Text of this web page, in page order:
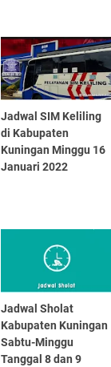
Jadwal SIM Keliling
di Kabupaten
Kuningan Minggu 16
Januari 2022
Jadwal Sholat
Kabupaten Kuningan
Sabtu-Minggu
Tanggal 8 dan 9